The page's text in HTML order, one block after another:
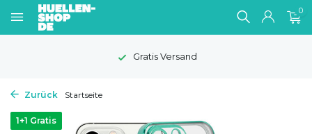
0
Gratis Versand
Zurück Startseite
1+1 Gratis